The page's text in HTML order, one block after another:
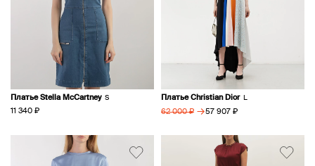
Платье Stella McCartney S
11 340 ₽
Платье Christian Dior L
62 000 ₽ → 57 907 ₽